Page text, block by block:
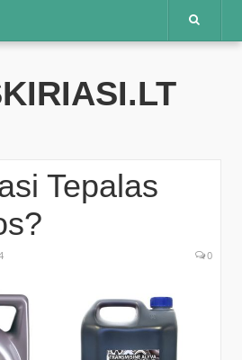
Tepalas
0